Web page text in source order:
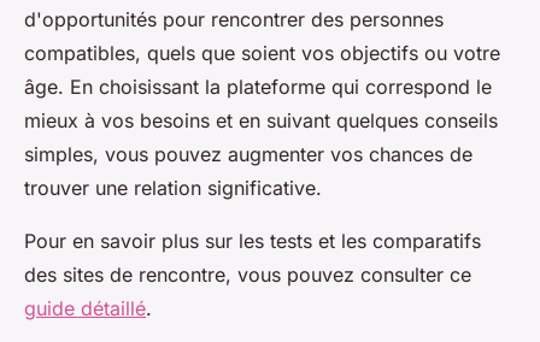
d'opportunités pour rencontrer des personnes
compatibles, quels que soient vos objectifs ou votre
âge. En choisissant la plateforme qui correspond le
mieux à vos besoins et en suivant quelques conseils
simples, vous pouvez augmenter vos chances de
trouver une relation significative.
Pour en savoir plus sur les tests et les comparatifs
des sites de rencontre, vous pouvez consulter ce
guide détaillé.